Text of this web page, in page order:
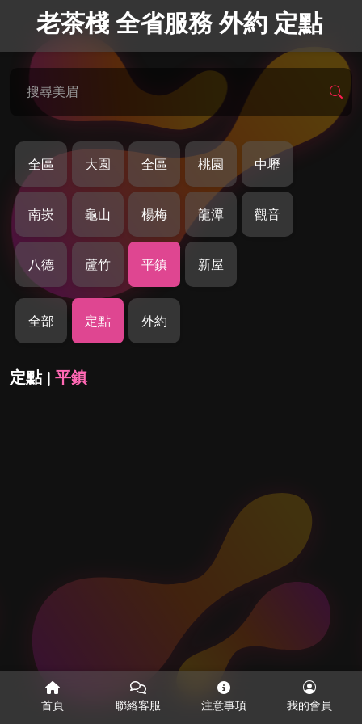
老茶棧 全省服務 外約 定點
搜尋美眉
全區 大園 全區 桃園 中壢
南崁 龜山 楊梅 龍潭 觀音
八德 蘆竹 平鎮 新屋
全部 定點 外約
定點 | 平鎮
首頁 聯絡客服 注意事項 我的會員